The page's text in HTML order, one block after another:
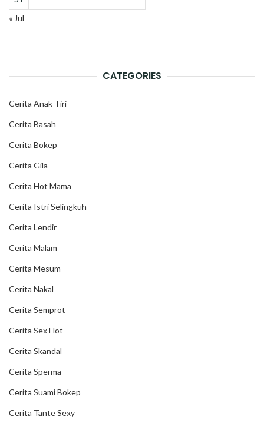
« Jul
CATEGORIES
Cerita Anak Tiri
Cerita Basah
Cerita Bokep
Cerita Gila
Cerita Hot Mama
Cerita Istri Selingkuh
Cerita Lendir
Cerita Malam
Cerita Mesum
Cerita Nakal
Cerita Semprot
Cerita Sex Hot
Cerita Skandal
Cerita Sperma
Cerita Suami Bokep
Cerita Tante Sexy